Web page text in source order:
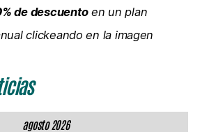
de descuentoen un plan
clickeando en la imagen
agosto 2026